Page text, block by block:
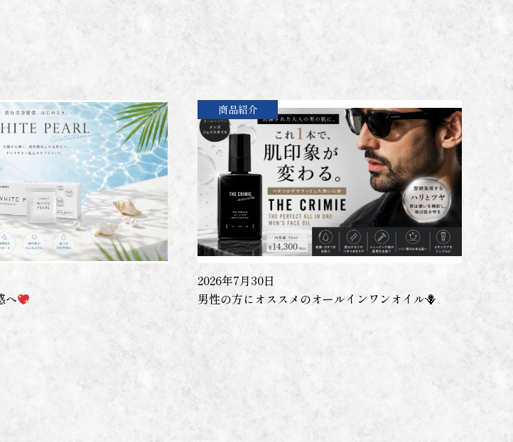
へ
商品紹介
2026年7月30日
男性の方にオススメのオールインワンオイル🪻